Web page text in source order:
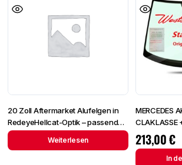
20 Zoll Aftermarket Alufelgen in
RedeyeHellcat-Optik – passend
für Dodge Challenger / Charger –
kein Originalteil
Weiterlesen
MERCEDES
CLAKLASSE
Coupe + 5T
213,00€
In